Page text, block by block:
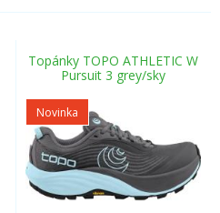
Topánky TOPO ATHLETIC W
Pursuit 3 grey/sky
Novinka